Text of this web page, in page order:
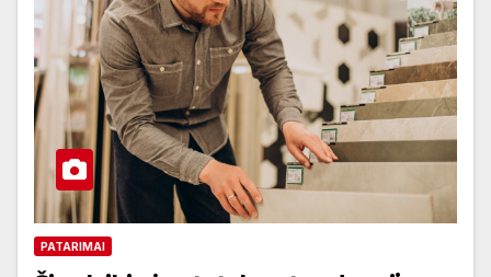
PATARIMAI